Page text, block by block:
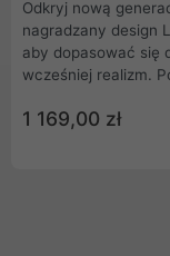
Odkryj nową
nagradzany design
aby dopasować się
wcześniej realizm.
każdą zmianę
dotąd .
1 169,00 zł